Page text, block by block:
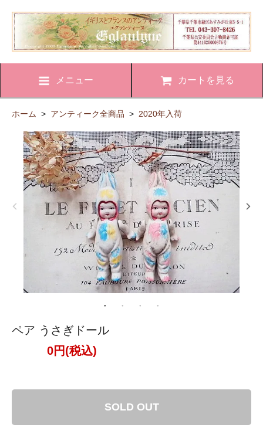
メニュー カートを見る
ホーム > アンティーク全商品 > 2020年入荷
ペア うさぎドール
0円(税込)
SOLD OUT